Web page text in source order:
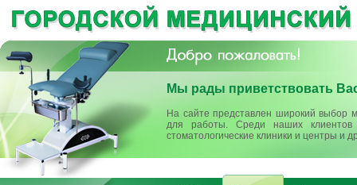
Мы рады приветствовать
На сайте представлен широкий выбор
для работы. Среди наших клиентов
стоматологические клиники и центры и